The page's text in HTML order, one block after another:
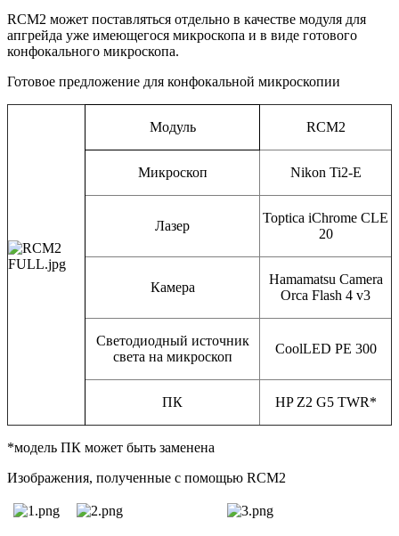
RCM2 может поставляться отдельно в качестве модуля для
апгрейда уже имеющегося микроскопа и в виде готового
конфокального микроскопа.
Готовое предложение для конфокальной микроскопии
Модуль RCM2
Микроскоп Nikon Ti2-E
Лазер
Toptica iChrome CLE
20
Камера
Hamamatsu Camera
Orca Flash 4 v3
Светодиодный источник
света на микроскоп
CoolLED PE 300
ПК HP Z2 G5 TWR*
*модель ПК может быть заменена
Изображения, полученные с помощью RCM2